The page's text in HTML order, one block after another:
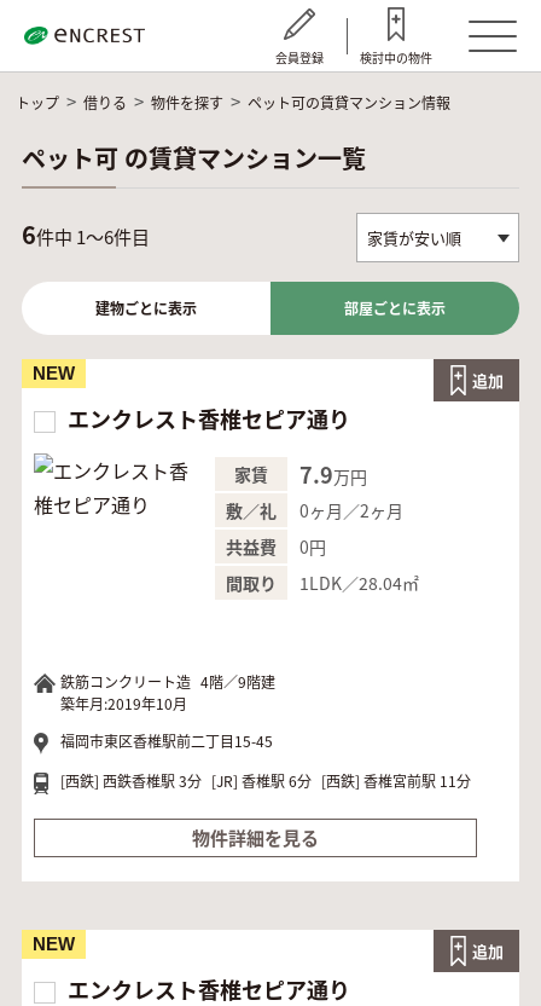
会員登録 検討中の物件
トップ 借りる 物件を探す ペット可の賃貸マンション情報
ペット可 の賃貸マンション一覧
6件中 1～6件目
部屋ごとに表示
建物ごとに表示
エンクレスト香椎セピア通り
NEW 追加
家賃 7.9万円
敷／礼
0ヶ月／2ヶ月
共益費
0円
間取り
1LDK／28.04㎡
鉄筋コンクリート造 4階／9階建
築年月:2019年10月
福岡市東区香椎駅前二丁目15-45
[西鉄] 西鉄香椎駅 3分 [JR] 香椎駅 6分 [西鉄] 香椎宮前駅 11分
物件詳細を見る
エンクレスト香椎セピア通り
NEW 追加